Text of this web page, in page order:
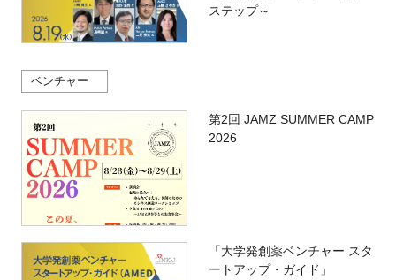
ステップ～
ベンチャー
第2回 JAMZ SUMMER CAMP
2026
「大学発創薬ベンチャー スタ
ートアップ・ガイド」